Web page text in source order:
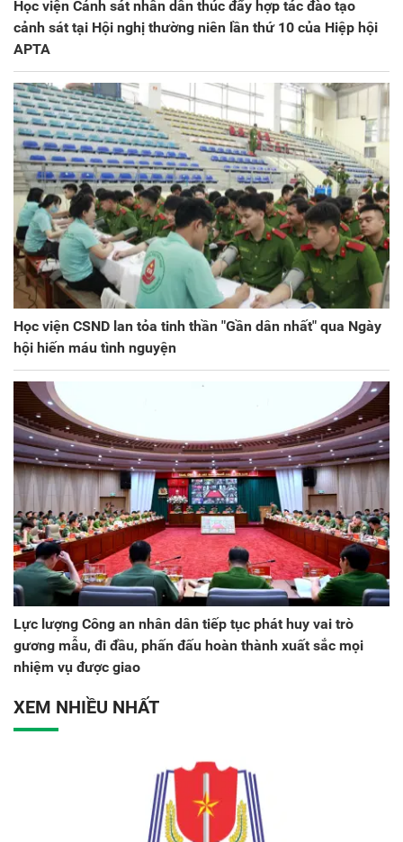
Học viện Cảnh sát nhân dân thúc đẩy hợp tác đào tạo
cảnh sát tại Hội nghị thường niên lần thứ 10 của Hiệp hội
APTA
Học viện CSND lan tỏa tinh thần "Gần dân nhất" qua Ngày
hội hiến máu tình nguyện
Lực lượng Công an nhân dân tiếp tục phát huy vai trò
gương mẫu, đi đầu, phấn đấu hoàn thành xuất sắc mọi
nhiệm vụ được giao
XEM NHIỀU NHẤT